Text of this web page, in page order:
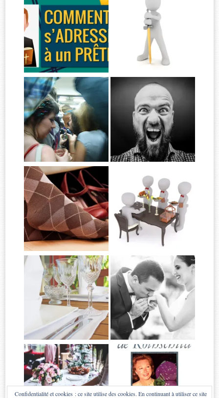
Confidentialité et cookies : ce site utilise des cookies. En continuant à utiliser ce site